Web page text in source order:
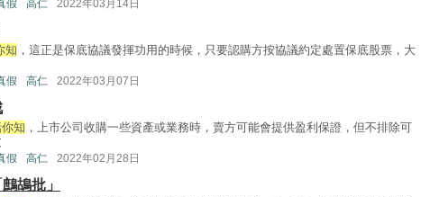
假 高仁 2022年03月14日
知 ，這正是保底協議發揮功用的時候，只要認購方按協議約定處置保底股票，大
假 高仁 2022年03月07日
知 ，上市公司收購一些資產或業務時，賣方可能會提供盈利保證，但不排除可
假 高仁 2022年02月28日
鴣批」